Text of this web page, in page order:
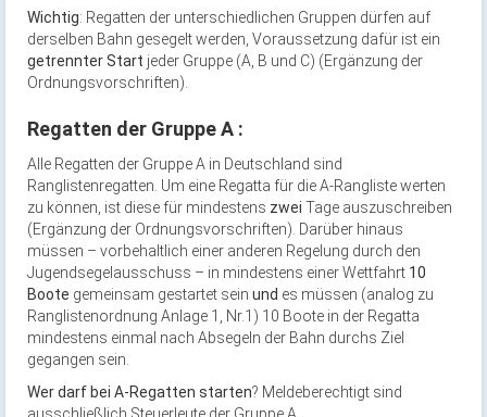
Wichtig: Regatten der unterschiedlichen Gruppen dürfen auf
derselben Bahn gesegelt werden, Voraussetzung dafür ist ein
getrennter Start jeder Gruppe (A, B und C) (Ergänzung der
Ordnungsvorschriften).
Regatten der Gruppe A :
Alle Regatten der Gruppe A in Deutschland sind
Ranglistenregatten. Um eine Regatta für die A-Rangliste werten
zu können, ist diese für mindestens zwei Tage auszuschreiben
(Ergänzung der Ordnungsvorschriften). Darüber hinaus
müssen – vorbehaltlich einer anderen Regelung durch den
Jugendsegelausschuss – in mindestens einer Wettfahrt 10
Boote gemeinsam gestartet sein und es müssen (analog zu
Ranglistenordnung Anlage 1, Nr.1) 10 Boote in der Regatta
mindestens einmal nach Absegeln der Bahn durchs Ziel
gegangen sein.
Wer darf bei A-Regatten starten? Meldeberechtigt sind